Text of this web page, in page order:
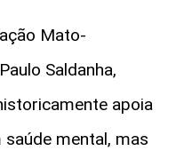
Mato-
Saldanha,
apoia
mental, mas